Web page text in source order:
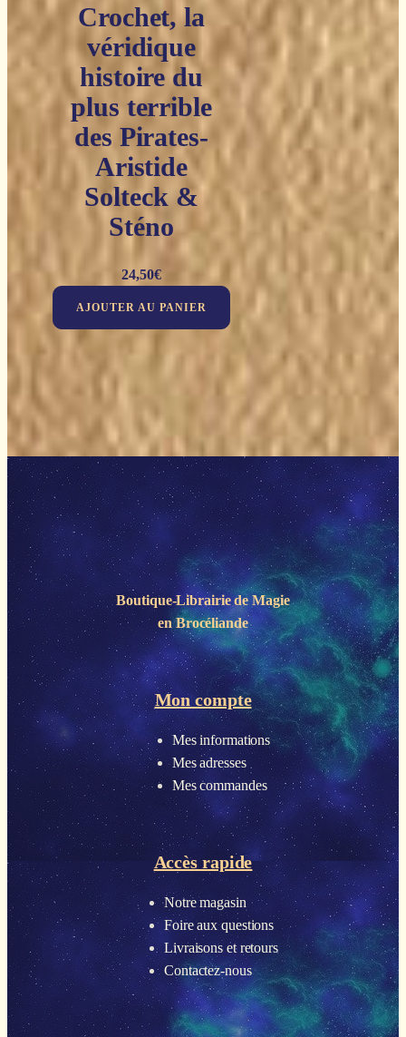
Crochet, la
véridique
histoire du
plus terrible
des Pirates-
Aristide
Solteck &
Sténo
24,50€
AJOUTER AU PANIER
Boutique-Librairie deMagie
en Brocéliande
Mon compte
Mes informations
Mes adresses
Mes commandes
Accès rapide
Notre magasin
Foire aux questions
Livraisons et retours
Contactez-nous